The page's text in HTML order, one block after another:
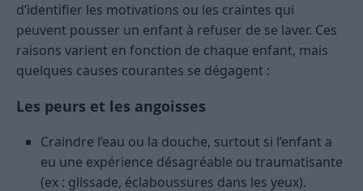
d’identifier les motivations ou les craintes qui
peuvent pousser un enfant à refuser de se laver. Ces
raisons varient en fonction de chaque enfant, mais
quelques causes courantes se dégagent :
Les peurs et les angoisses
Craindre l’eau ou la douche, surtout si l’enfant a
eu une expérience désagréable ou traumatisante
(ex : glissade, éclaboussures dans les yeux).